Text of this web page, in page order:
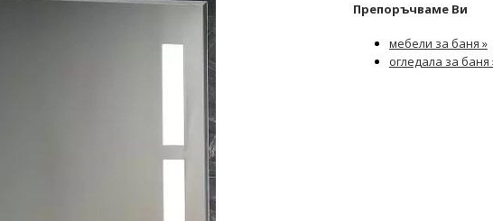
Препоръчваме Ви
мебели за баня »
огледала за баня